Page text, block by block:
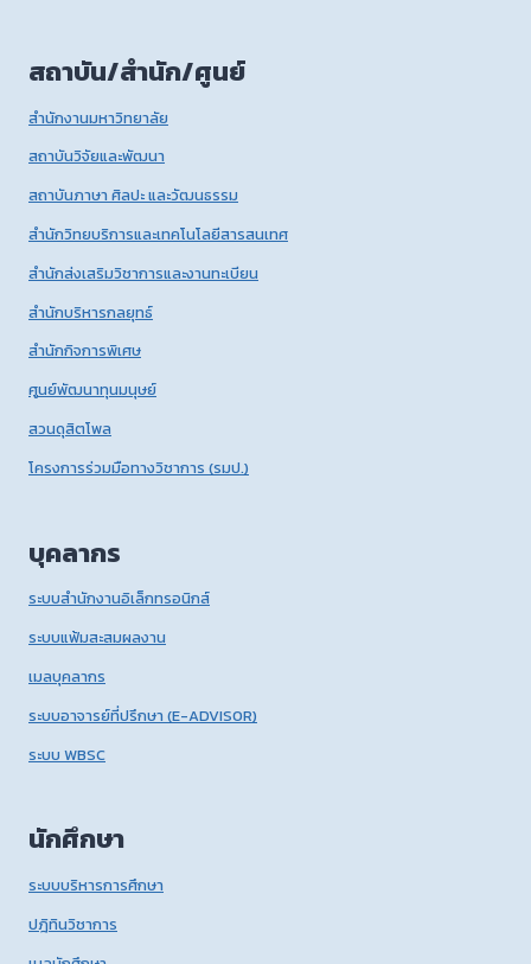
สถาบัน/สำนัก/ศูนย์
สำนักงานมหาวิทยาลัย
สถาบันวิจัยและพัฒนา
สถาบันภาษา ศิลปะ และวัฒนธรรม
สำนักวิทยบริการและเทคโนโลยีสารสนเทศ
สำนักส่งเสริมวิชาการและงานทะเบียน
สำนักบริหารกลยุทธ์
สำนักกิจการพิเศษ
ศูนย์พัฒนาทุนมนุษย์
สวนดุสิตโพล
โครงการร่วมมือทางวิชาการ (รมป.)
บุคลากร
ระบบสำนักงานอิเล็กทรอนิกส์
ระบบแฟ้มสะสมผลงาน
เมลบุคลากร
ระบบอาจารย์ที่ปรึกษา (E-ADVISOR)
ระบบ WBSC
นักศึกษา
ระบบบริหารการศึกษา
ปฎิทินวิชาการ